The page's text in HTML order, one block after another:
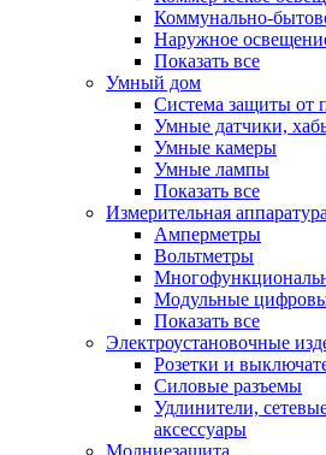
Коммунально-
Наружное
Показать все
Умный дом
Система защиты от
Умные датчики,
Умные камеры
Умные лампы
Показать все
Измерительная аппаратура
Амперметры
Вольтметры
Модульные
Показать все
Электроустановочные
Розетки и
Силовые разъемы
Удлинители,
аксессуары
Молниезащита